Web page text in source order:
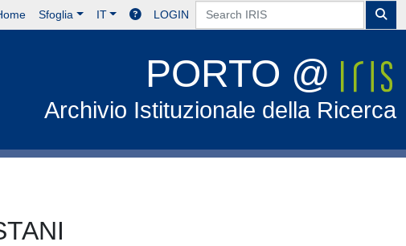
Sfoglia IT LOGIN
PORTO @
Archivio Istituzionale della Ricerca